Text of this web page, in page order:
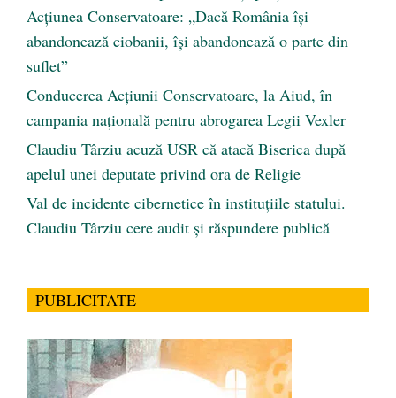
Acțiunea Conservatoare: „Dacă România își
abandonează ciobanii, își abandonează o parte din
suflet”
Conducerea Acțiunii Conservatoare, la Aiud, în
campania națională pentru abrogarea Legii Vexler
Claudiu Târziu acuză USR că atacă Biserica după
apelul unei deputate privind ora de Religie
Val de incidente cibernetice în instituțiile statului.
Claudiu Târziu cere audit și răspundere publică
PUBLICITATE